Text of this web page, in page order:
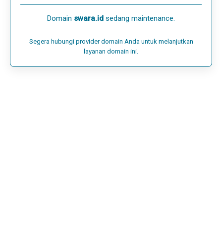
Domain swara.id sedang maintenance.
Segera hubungi provider domain Anda untuk melanjutkan
layanan domain ini.